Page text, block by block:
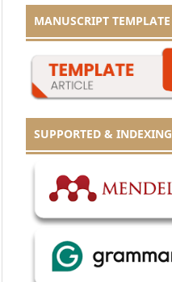
MANUSCRIPT TEMPLATE
SUPPORTED & INDEXING